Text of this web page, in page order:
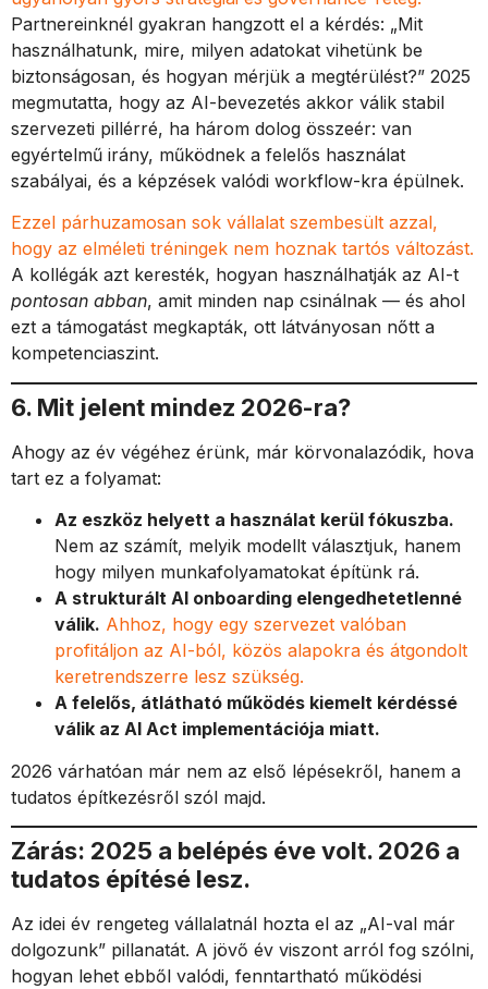
Partnereinknél gyakran hangzott el a kérdés: „Mit
használhatunk, mire, milyen adatokat vihetünk be
biztonságosan, és hogyan mérjük a megtérülést?” 2025
megmutatta, hogy az AI-bevezetés akkor válik stabil
szervezeti pillérré, ha három dolog összeér: van
egyértelmű irány, működnek a felelős használat
szabályai, és a képzések valódi workflow-kra épülnek.
Ezzel párhuzamosan sok vállalat szembesült azzal,
hogy az elméleti tréningek nem hoznak tartós változást.
A kollégák azt keresték, hogyan használhatják az AI-t
pontosan abban, amit minden nap csinálnak — és ahol
ezt a támogatást megkapták, ott látványosan nőtt a
kompetenciaszint.
6. Mit jelent mindez 2026-ra?
Ahogy az év végéhez érünk, már körvonalazódik, hova
tart ez a folyamat:
Az eszköz helyett a használat kerül fókuszba.
Nem az számít, melyik modellt választjuk, hanem
hogy milyen munkafolyamatokat építünk rá.
A strukturált AI onboarding elengedhetetlenné
válik. Ahhoz, hogy egy szervezet valóban
profitáljon az AI-ból, közös alapokra és átgondolt
keretrendszerre lesz szükség.
A felelős, átlátható működés kiemelt kérdéssé
válik az AI Act implementációja miatt.
2026 várhatóan már nem az első lépésekről, hanem a
tudatos építkezésről szól majd.
Zárás: 2025 a belépés éve volt. 2026 a
tudatos építésé lesz.
Az idei év rengeteg vállalatnál hozta el az „AI-val már
dolgozunk” pillanatát. A jövő év viszont arról fog szólni,
hogyan lehet ebből valódi, fenntartható működési